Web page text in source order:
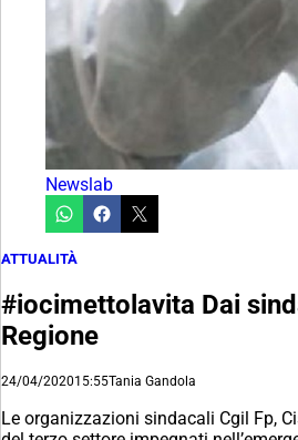
Newslab
ATTUALITÀ
#iocimettolavita Dai
Regione
24/04/202015:55Tania Gandola
Le organizzazioni sindacali Cgil Fp,